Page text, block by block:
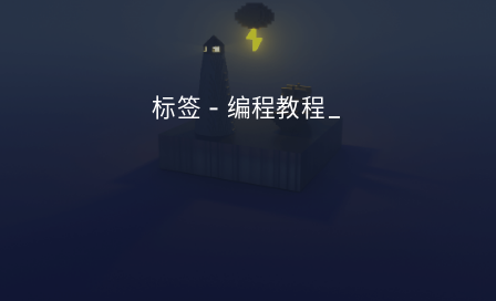
标签 - 编程教程